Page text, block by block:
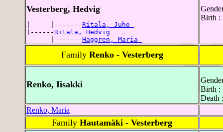
Vesterberg, Hedvig
|     |-------Ritala, Juho
|------Ritala, Hedvig
      |-------
Häggren, Maria
Birth :
Family Renko - Vesterberg
Renko, Iisakki
Birth :
Death
Renko, Maria
Family Hautamäki - Vesterberg